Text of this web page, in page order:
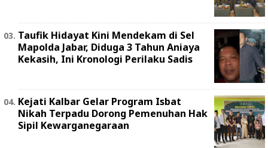
Taufik Hidayat Kini Mendekam di Sel
Mapolda Jabar, Diduga 3 Tahun Aniaya
Kekasih, Ini Kronologi Perilaku Sadis
Kejati Kalbar Gelar Program Isbat
Nikah Terpadu Dorong Pemenuhan Hak
Sipil Kewarganegaraan